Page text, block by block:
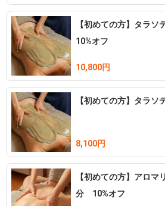
【初めての方】タラ
10%オフ
10,800円
【初めての方】タラ
8,100円
【初めての方】アロマ
分 10%オフ